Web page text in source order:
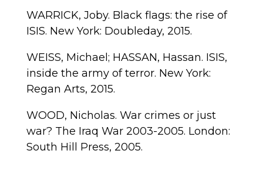
WARRICK, Joby. Black flags: the rise of
ISIS. New York: Doubleday, 2015.
WEISS, Michael; HASSAN, Hassan. ISIS,
inside the army of terror. New York:
Regan Arts, 2015.
WOOD, Nicholas. War crimes or just
war? The Iraq War 2003-2005. London:
South Hill Press, 2005.